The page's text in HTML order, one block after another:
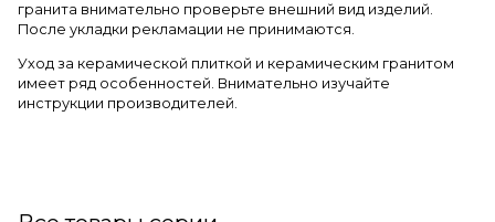
гранита внимательно проверьте внешний вид изделий.
После укладки рекламации не принимаются.
Уход за керамической плиткой и керамическим гранитом
имеет ряд особенностей. Внимательно изучайте
инструкции производителей.